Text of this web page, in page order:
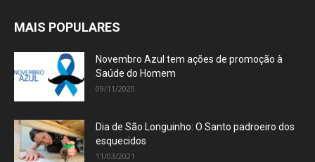
MAIS POPULARES
Novembro Azul tem ações de promoção à
Saúde do Homem
09/11/2020
Dia de São Longuinho: O Santo padroeiro dos
esquecidos
11/03/2021